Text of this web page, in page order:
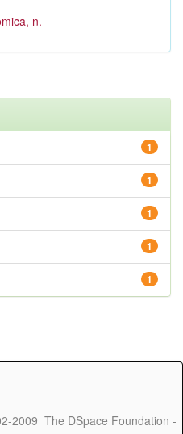
n.
-
1
1
1
1
1
2009 The DSpace Foundation -